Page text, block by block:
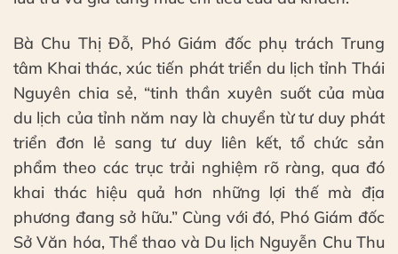
Bà Chu Thị Đỗ, Phó Giám đốc phụ trách Trung
tâm Khai thác, xúc tiến phát triển du lịch tỉnh Thái
Nguyên chia sẻ, “tinh thần xuyên suốt của mùa
du lịch của tỉnh năm nay là chuyển từ tư duy phát
triển đơn lẻ sang tư duy liên kết, tổ chức sản
phẩm theo các trục trải nghiệm rõ ràng, qua đó
khai thác hiệu quả hơn những lợi thế mà địa
phương đang sở hữu.” Cùng với đó, Phó Giám đốc
Sở Văn hóa, Thể thao và Du lịch Nguyễn Chu Thu